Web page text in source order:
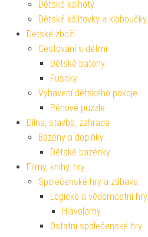
Dětské kalhoty
Dětské kšiltovky a kloboučky
Dětské zboží
Cestování s dětmi
Dětské batohy
Fusaky
Vybavení dětského pokoje
Pěnové puzzle
Dílna, stavba, zahrada
Bazény a doplňky
Dětské bazénky
Filmy, knihy, hry
Společenské hry a zábava
Logické a vědomostní hry
Hlavolamy
Ostatní společenské hry